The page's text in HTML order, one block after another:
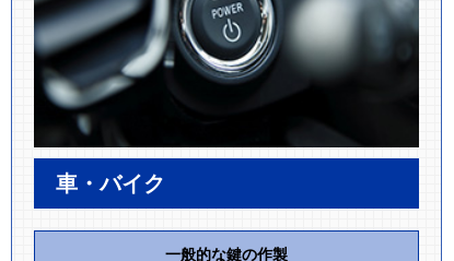
車・バイク
一般的な鍵の作製